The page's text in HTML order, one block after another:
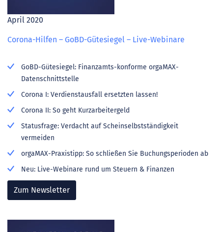
April 2020
Corona-Hilfen – GoBD-Gütesiegel – Live-Webinare
GoBD-Gütesiegel: Finanzamts-konforme orgaMAX-
Datenschnittstelle
Corona I: Verdienstausfall ersetzten lassen!
Corona II: So geht Kurzarbeitergeld
Statusfrage: Verdacht auf Scheinselbstständigkeit
vermeiden
orgaMAX-Praxistipp: So schließen Sie Buchungsperioden ab
Neu: Live-Webinare rund um Steuern & Finanzen
Zum Newsletter